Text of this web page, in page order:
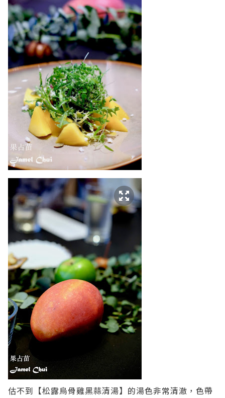
估不到【松露烏骨雞黑蒜清湯】的湯色非常清澈，色帶